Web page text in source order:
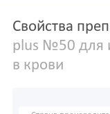
Свойства
plus №50 для
в крови